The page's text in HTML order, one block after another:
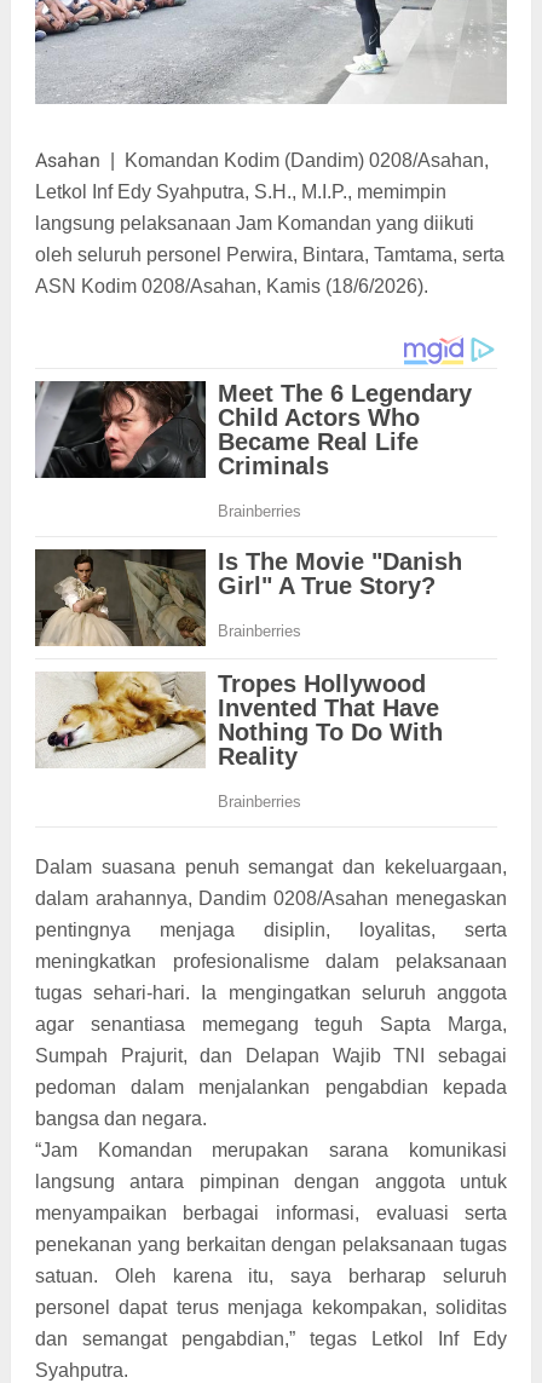
Asahan
Komandan Kodim (Dandim) 0208/Asahan,
Letkol Inf Edy Syahputra, S.H., M.I.P., memimpin
langsung pelaksanaan Jam Komandan yang diikuti
oleh seluruh personel Perwira, Bintara, Tamtama, serta
ASN Kodim 0208/Asahan, Kamis (18/6/2026).
Dalam suasana penuh semangat dan kekeluargaan,
dalam arahannya, Dandim 0208/Asahan menegaskan
pentingnya menjaga disiplin, loyalitas, serta
meningkatkan profesionalisme dalam pelaksanaan
tugas sehari-hari. Ia mengingatkan seluruh anggota
agar senantiasa memegang teguh Sapta Marga,
Sumpah Prajurit, dan Delapan Wajib TNI sebagai
pedoman dalam menjalankan pengabdian kepada
bangsa dan negara.
“Jam Komandan merupakan sarana komunikasi
langsung antara pimpinan dengan anggota untuk
menyampaikan berbagai informasi, evaluasi serta
penekanan yang berkaitan dengan pelaksanaan tugas
satuan. Oleh karena itu, saya berharap seluruh
personel dapat terus menjaga kekompakan, soliditas
dan semangat pengabdian,” tegas Letkol Inf Edy
Syahputra.